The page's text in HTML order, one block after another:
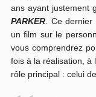
ans ayant justement
PARKER. Ce dernier
un film sur le
vous comprendrez
fois à la réalisation, à
rôle principal : celui de